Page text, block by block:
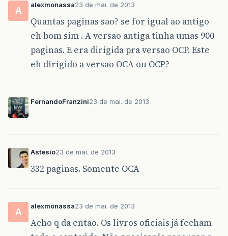
A
alexmonassa23 de mai. de 2013
Quantas paginas sao? se for igual ao antigo
eh bom sim . A versao antiga tinha umas 900
paginas. E era dirigida pra versao OCP. Este
eh dirigido a versao OCA ou OCP?
FernandoFranzini23 de mai. de 2013
Astesio23 de mai. de 2013
332 paginas. Somente OCA
A
alexmonassa23 de mai. de 2013
Acho q da entao. Os livros oficiais já fecham